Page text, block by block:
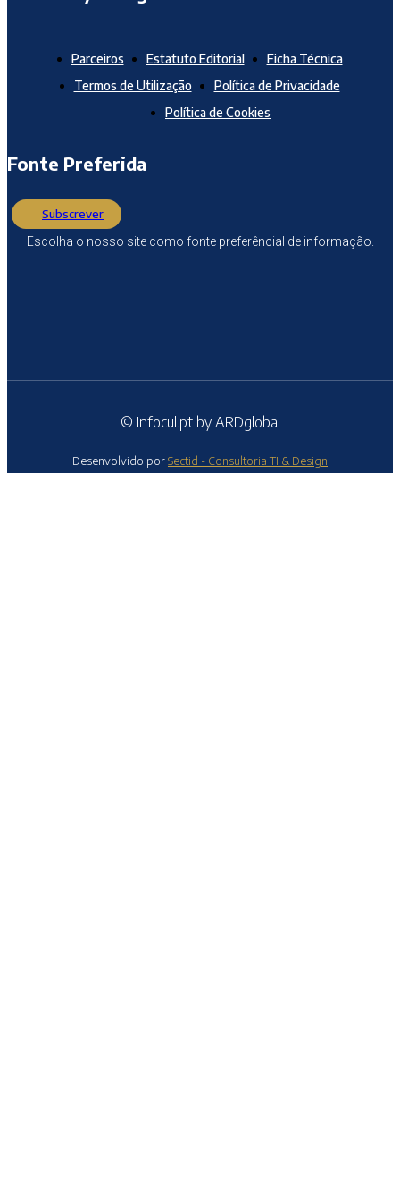
Parceiros Estatuto Editorial
Ficha Técnica
Termos de Utilização
Política de Privacidade
Política de Cookies
Fonte Preferida
Subscrever
Escolha o nosso site como fonte preferêncial de informação.
© Infocul.pt by ARDglobal
Desenvolvido porSectid - Consultoria TI & Design